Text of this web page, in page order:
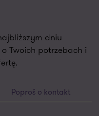
dniu
Twoich potrzebach i
Poproś o kontakt